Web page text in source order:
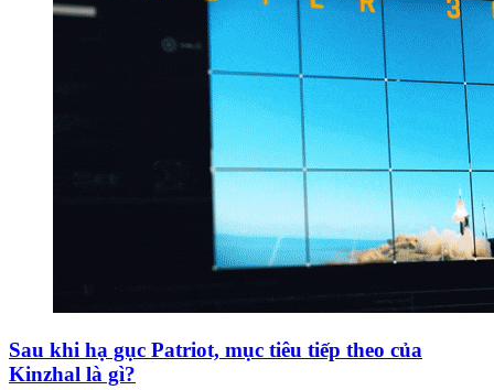
Sau khi hạ gục Patriot, mục tiêu tiếp theo của
Kinzhal là gì?